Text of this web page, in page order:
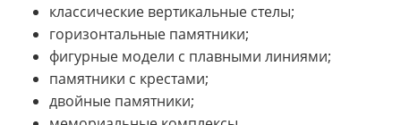
классические вертикальные стелы;
горизонтальные памятники;
фигурные модели с плавными линиями;
памятники с крестами;
двойные памятники;